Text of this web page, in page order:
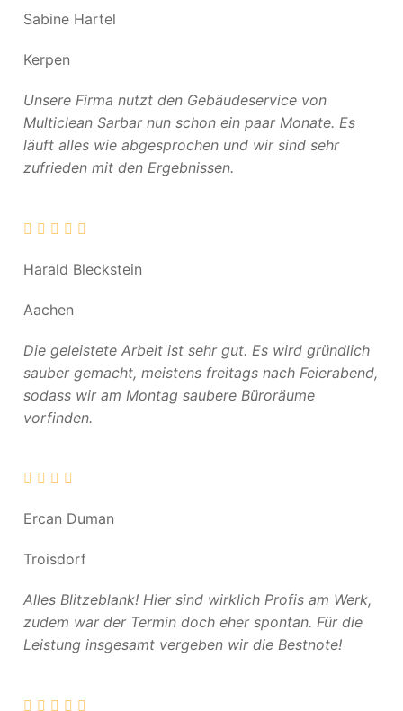
Sabine Hartel
Kerpen
Unsere Firma nutzt den Gebäudeservice von
Multiclean Sarbar nun schon ein paar Monate. Es
läuft alles wie abgesprochen und wir sind sehr
zufrieden mit den Ergebnissen.
Harald Bleckstein
Aachen
Die geleistete Arbeit ist sehr gut. Es wird gründlich
sauber gemacht, meistens freitags nach Feierabend,
sodass wir am Montag saubere Büroräume
vorfinden.
Ercan Duman
Troisdorf
Alles Blitzeblank! Hier sind wirklich Profis am Werk,
zudem war der Termin doch eher spontan. Für die
Leistung insgesamt vergeben wir die Bestnote!